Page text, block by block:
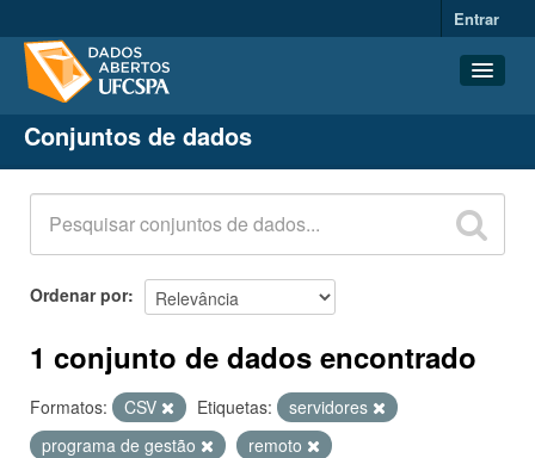
Entrar
Conjuntos de dados
Organizações
Grupos
Sobre
Conjuntos de dados
Ordenar por
1 conjunto de dados encontrado
Formatos: CSV Etiquetas:
servidores
programa de gestão
remoto